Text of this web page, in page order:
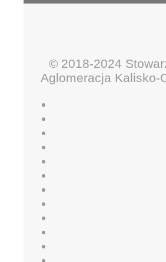
© 2018-2024
Aglomeracja Kalisko-